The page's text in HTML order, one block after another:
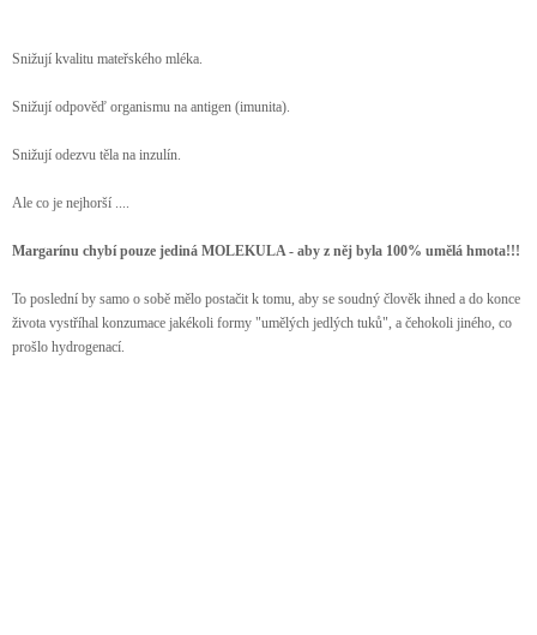
Snižují kvalitu mateřského mléka.
Snižují odpověď organismu na antigen (imunita).
Snižují odezvu těla na inzulín.
Ale co je nejhorší ....
Margarínu chybí pouze jediná MOLEKULA - aby z něj byla 100% umělá hmota!!!
To poslední by samo o sobě mělo postačit k tomu, aby se soudný člověk ihned a do konce
života vystříhal konzumace jakékoli formy "umělých jedlých tuků", a čehokoli jiného, co
prošlo hydrogenací.